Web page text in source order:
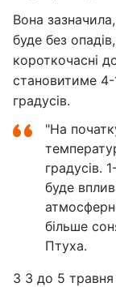
Вона
буде без
короткочасні
становитиме 4-
градусів.
"На
градусів.
буде
більше
Птуха.
З 3 до 5